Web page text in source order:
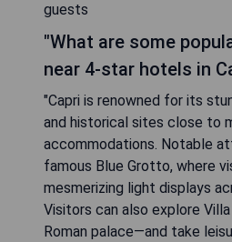
guests
"What are some
near 4-star hotels in
"Capri is renowned for its
and historical sites close to
accommodations. Notable
famous Blue Grotto, where
mesmerizing light displays
Visitors can also explore
Roman palace—and take